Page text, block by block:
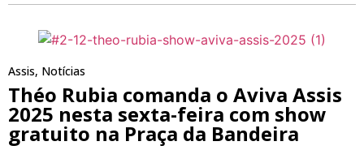
Assis, Notícias
Théo Rubia comanda o Aviva Assis
2025 nesta sexta-feira com show
gratuito na Praça da Bandeira